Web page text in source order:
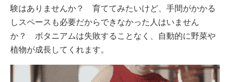
験はありませんか？ 育ててみたいけど、手間がかかる
しスペースも必要だからできなかった人はいません
か？ ボタニアムは失敗することなく、自動的に野菜や
植物が成長してくれます。